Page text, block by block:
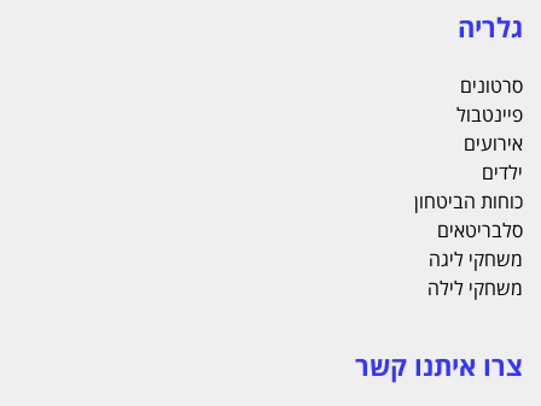
גלריה
סרטונים
פיינטבול
אירועים
ילדים
כוחות הביטחון
סלבריטאים
משחקי ליגה
משחקי לילה
צרו איתנו קשר